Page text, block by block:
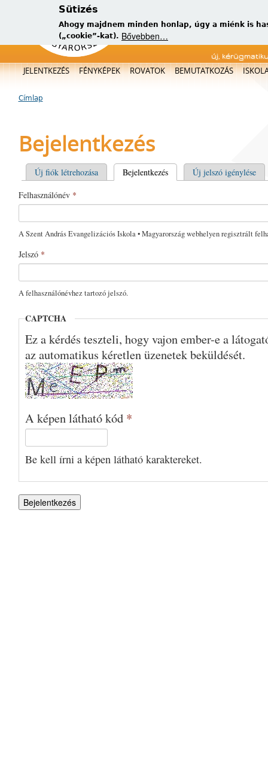
Sütizés
Ahogy majdnem minden honlap, úgy a miénk is
(„cookie”-kat). Bővebben…
új,
Főmenü
JELENTKEZÉS FÉNYKÉPEK ROVATOK BEMUTATKOZÁS
Jelenlegi hely
Címlap
Bejelentkezés
Elsődleges fülek
Új fiók létrehozása Bejelentkezés(aktív fül)Új jelszó igénylése
Felhasználónév *
A Szent András Evangelizációs Iskola • Magyarország webhelyen regisztrált
Jelszó *
A felhasználónévhez tartozó jelszó.
CAPTCHA
Ez a kérdés teszteli, hogy vajon ember-e a
az automatikus kéretlen üzenetek beküldését.
A képen látható kód *
Be kell írni a képen látható karaktereket.